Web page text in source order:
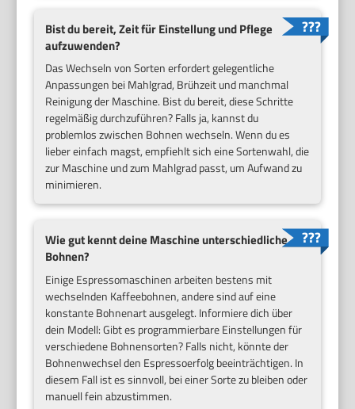
Bist du bereit, Zeit für Einstellung und Pflege
aufzuwenden?
Das Wechseln von Sorten erfordert gelegentliche
Anpassungen bei Mahlgrad, Brühzeit und manchmal
Reinigung der Maschine. Bist du bereit, diese Schritte
regelmäßig durchzuführen? Falls ja, kannst du
problemlos zwischen Bohnen wechseln. Wenn du es
lieber einfach magst, empfiehlt sich eine Sortenwahl, die
zur Maschine und zum Mahlgrad passt, um Aufwand zu
minimieren.
Wie gut kennt deine Maschine unterschiedliche
Bohnen?
Einige Espressomaschinen arbeiten bestens mit
wechselnden Kaffeebohnen, andere sind auf eine
konstante Bohnenart ausgelegt. Informiere dich über
dein Modell: Gibt es programmierbare Einstellungen für
verschiedene Bohnensorten? Falls nicht, könnte der
Bohnenwechsel den Espressoerfolg beeinträchtigen. In
diesem Fall ist es sinnvoll, bei einer Sorte zu bleiben oder
manuell fein abzustimmen.